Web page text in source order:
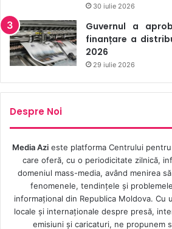
30 iulie 2026
Guvernul a
finanțare a
2026
29 iulie 2026
Despre Noi
Media Azieste platforma Centrului
care oferă, cu o periodicitate zilnică,
domeniul mass-media, având menirea
fenomenele, tendințele și
informațional din Republica Moldova.
locale şi internaţionale despre presă,
emisiuni și caricaturi, ne propunem